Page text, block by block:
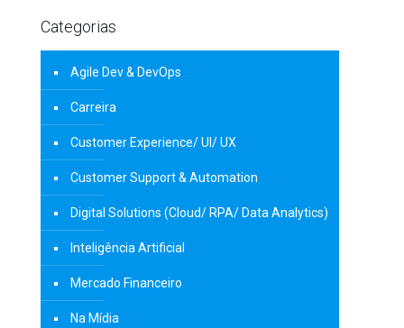
Categorias
Agile Dev & DevOps
Carreira
Customer Experience/ UI/ UX
Customer Support & Automation
Digital Solutions (Cloud/ RPA/ Data Analytics)
Inteligência Artificial
Mercado Financeiro
Na Mídia